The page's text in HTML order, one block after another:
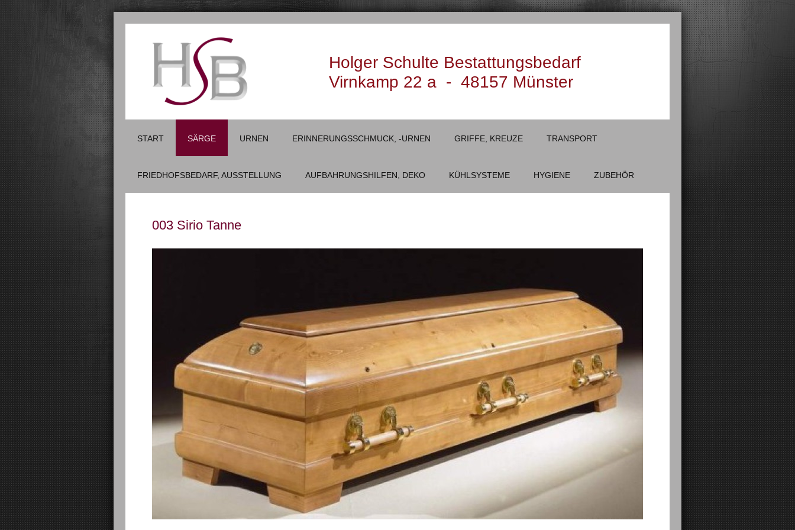
Holger Schulte Bestattungsbedarf
Virnkamp 22 a - 48157 Münster
START SÄRGE URNEN ERINNERUNGSSCHMUCK, -URNEN GRIFFE, KREUZE TRANSPORT
FRIEDHOFSBEDARF, AUSSTELLUNG AUFBAHRUNGSHILFEN, DEKO KÜHLSYSTEME HYGIENE ZUBEHÖR
003 Sirio Tanne